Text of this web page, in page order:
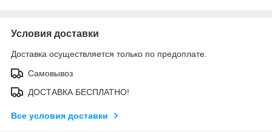
Условия доставки
Доставка осуществляется только по предоплате.
Самовывоз
ДОСТАВКА БЕСПЛАТНО!
Все условия доставки